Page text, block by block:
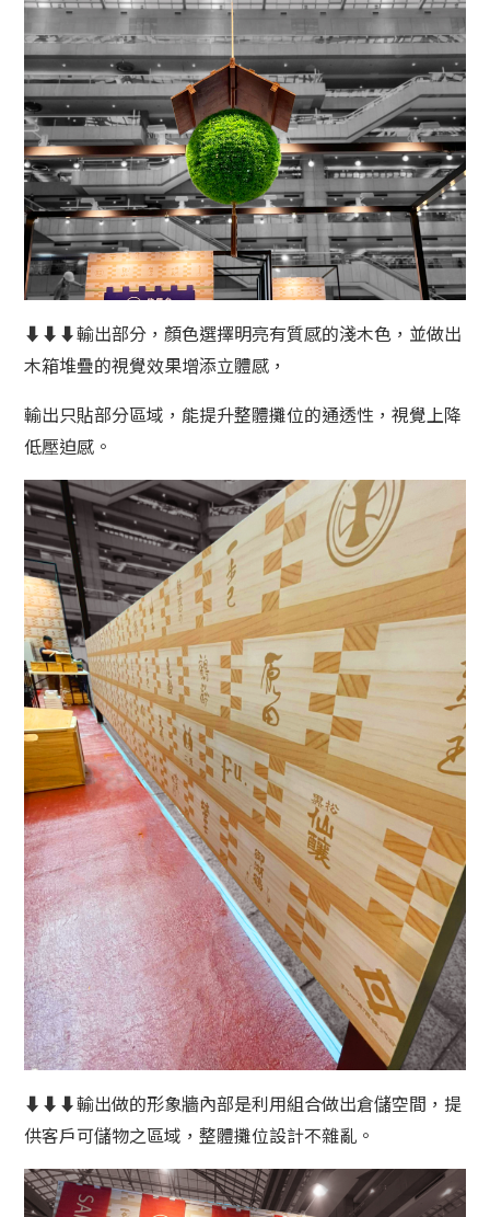
⬇⬇⬇輸出部分，顏色選擇明亮有質感的淺木色，並做出
木箱堆疊的視覺效果增添立體感，
輸出只貼部分區域，能提升整體攤位的通透性，視覺上降
低壓迫感。
⬇⬇⬇輸出做的形象牆內部是利用組合做出倉儲空間，提
供客戶可儲物之區域，整體攤位設計不雜亂。